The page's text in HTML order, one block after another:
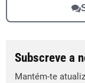
Subscreve a
Mantém-te